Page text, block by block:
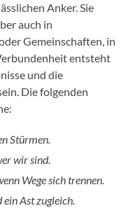
Anker. Sie
auch in
Gemeinschaften, in
entsteht
und die
Die folgenden
Stürmen.
wir sind.
Wege sich trennen.
ein Ast zugleich.